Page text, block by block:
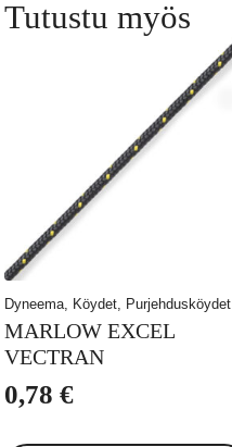
Tutustu myös
Dyneema, Köydet, Purjehdusköydet
MARLOW EXCEL
VECTRAN
0,78 €